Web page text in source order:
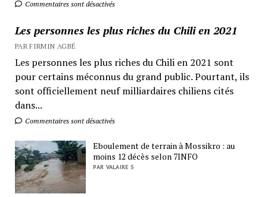
Commentaires sont désactivés
Les personnes les plus riches du Chili en 2021
PAR FIRMIN AGBÉ
Les personnes les plus riches du Chili en 2021 sont
pour certains méconnus du grand public. Pourtant, ils
sont officiellement neuf milliardaires chiliens cités
dans...
Commentaires sont désactivés
Eboulement de terrain à Mossikro : au
moins 12 décès selon 7INFO
PAR VALAIRE S